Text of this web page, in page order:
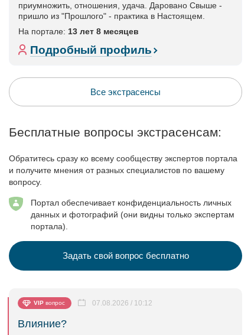
приумножить, отношения, удача. Даровано Свыше -
пришло из "Прошлого" - практика в Настоящем.
На портале: 13 лет 8 месяцев
Подробный профиль
Все экстрасенсы
Бесплатные вопросы экстрасенсам:
Обратитесь сразу ко всему сообществу экспертов портала
и получите мнения от разных специалистов по вашему
вопросу.
Портал обеспечивает конфиденциальность личных
данных и фотографий (они видны только экспертам
портала).
Задать свой вопрос бесплатно
VIP вопрос
Влияние?
07.08.2026 / 10:12